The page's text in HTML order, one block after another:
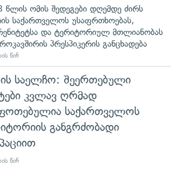
წლის ომის შედეგები დღემდე ძირს
საქართველოს უსაფრთხოებას,
და ტერიტორიულ მთლიანობას
პრესპიკერის განცხადება
წინ
ის საელჩო: შეერთებული
კვლავ ღრმად
საქართველოს
განგრძობადი
წინ